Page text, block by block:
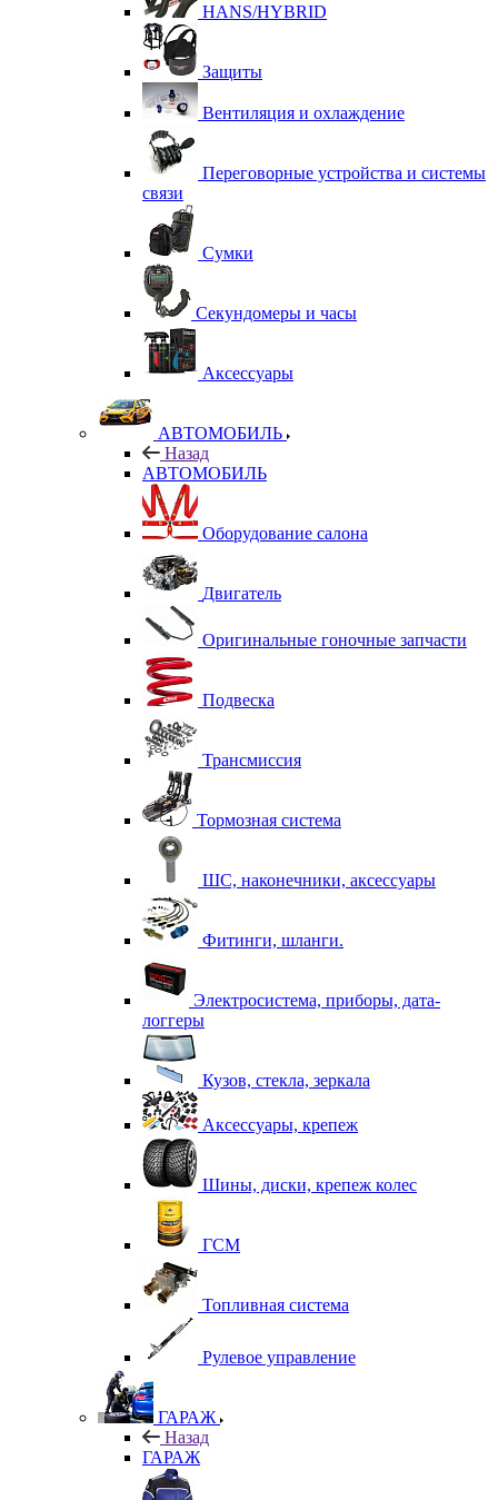
HANS/HYBRID
Защиты
Вентиляция и охлаждение
Переговорные устройства и системы
связи
Сумки
Секундомеры и часы
Аксессуары
АВТОМОБИЛЬ
Назад
АВТОМОБИЛЬ
Оборудование салона
Двигатель
Оригинальные гоночные запчасти
Подвеска
Трансмиссия
Тормозная система
ШС, наконечники, аксессуары
Фитинги, шланги.
Электросистема, приборы, дата-
логгеры
Кузов, стекла, зеркала
Аксессуары, крепеж
Шины, диски, крепеж колес
ГСМ
Топливная система
Рулевое управление
ГАРАЖ
Назад
ГАРАЖ